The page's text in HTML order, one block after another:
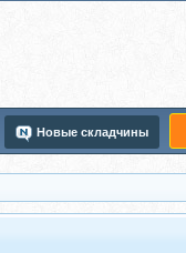
Новые складчины